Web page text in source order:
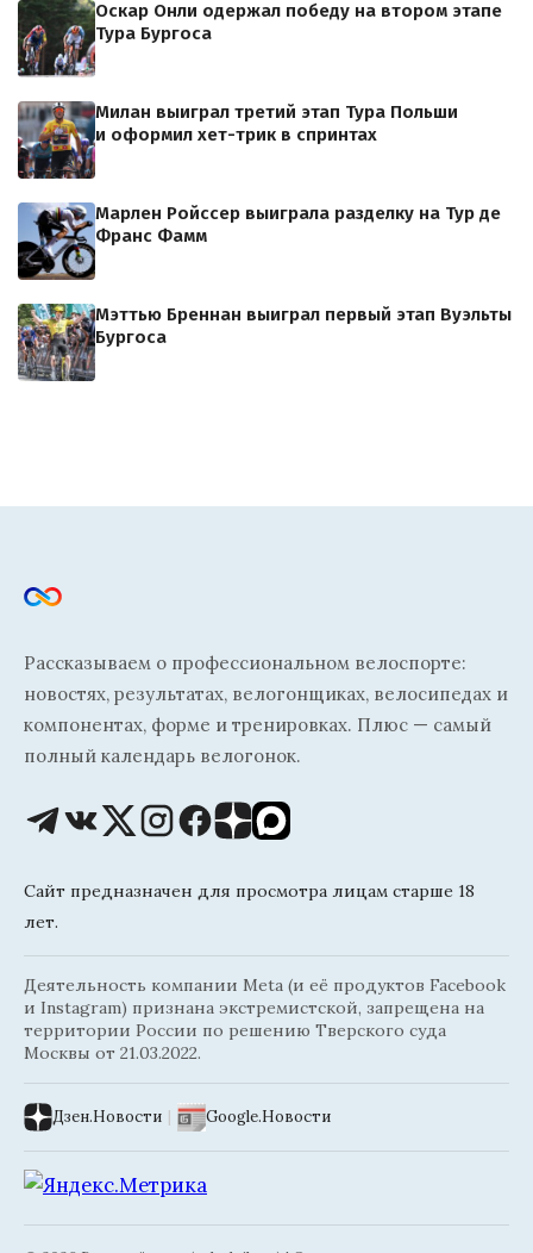
Оскар Онли одержал победу на втором этапе
Тура Бургоса
Милан выиграл третий этап Тура Польши
и оформил хет-трик в спринтах
Марлен Ройссер выиграла разделку на Тур де
Франс Фамм
Мэттью Бреннан выиграл первый этап Вуэльты
Бургоса
Рассказываем о профессиональном велоспорте:
новостях, результатах, велогонщиках, велосипедах и
компонентах, форме и тренировках. Плюс — самый
полный календарь велогонок.
Сайт предназначен для просмотра лицам старше 18
лет.
Деятельность компании Meta (и её продуктов Facebook
и Instagram) признана экстремистской, запрещена на
территории России по решению Тверского суда
Москвы от 21.03.2022.
Дзен.Новости | Google.Новости